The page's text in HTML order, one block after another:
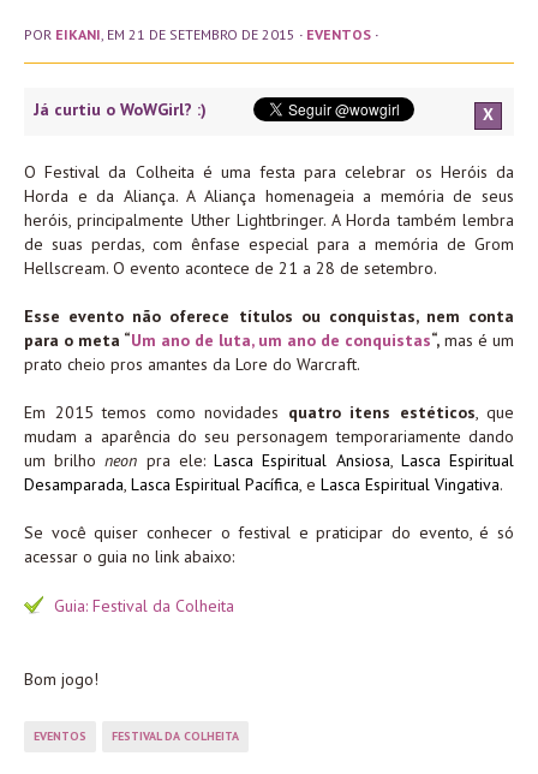
POR EIKANI , EM 21 DE SETEMBRO DE 2015 · EVENTOS ·
Já curtiu o WoWGirl? :) X
O Festival da Colheita é uma festa para celebrar os Heróis da
Horda e da Aliança. A Aliança homenageia a memória de seus
heróis, principalmente Uther Lightbringer. A Horda também lembra
de suas perdas, com ênfase especial para a memória de Grom
Hellscream. O evento acontece de 21 a 28 de setembro.
Esse evento não oferece títulos ou conquistas, nem conta
para o meta “Um ano de luta, um ano de conquistas“, mas é um
prato cheio pros amantes da Lore do Warcraft.
Em 2015 temos como novidades quatro itens estéticos, que
mudam a aparência do seu personagem temporariamente dando
um brilhoneon pra ele:Lasca Espiritual Ansiosa, Lasca Espiritual
Desamparada, Lasca Espiritual Pacífica, e Lasca Espiritual Vingativa.
Se você quiser conhecer o festival e praticipar do evento, é só
acessar o guia no link abaixo:
Guia: Festival da Colheita
Bom jogo!
EVENTOS FESTIVAL DA COLHEITA